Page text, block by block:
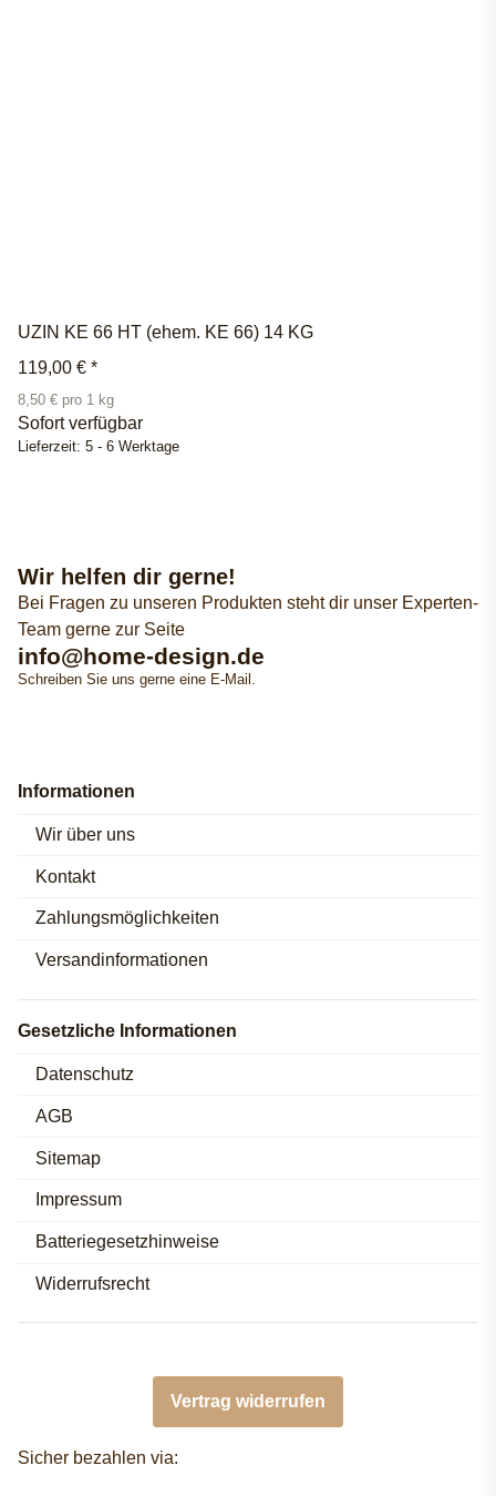
UZIN KE 66 HT (ehem. KE 66) 14 KG
119,00 € *
8,50 € pro 1 kg
Sofort verfügbar
Lieferzeit: 5 - 6 Werktage
Wir helfen dir gerne!
Bei Fragen zu unseren Produkten steht dir unser Experten-
Team gerne zur Seite
info@home-design.de
Schreiben Sie uns gerne eine E-Mail.
Informationen
Wir über uns
Kontakt
Zahlungsmöglichkeiten
Versandinformationen
Gesetzliche Informationen
Datenschutz
AGB
Sitemap
Impressum
Batteriegesetzhinweise
Widerrufsrecht
Vertrag widerrufen
Sicher bezahlen via: